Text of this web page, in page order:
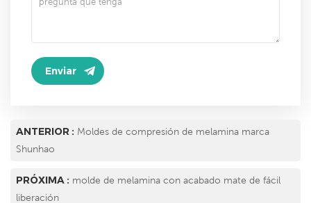
ANTERIOR : Moldes de compresión de melamina marca
Shunhao
PRÓXIMA : molde de melamina con acabado mate de fácil
liberación